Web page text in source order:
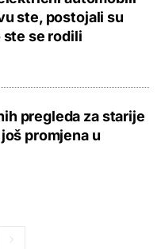
ste, postojali su
ste se rodili
pregleda za starije
promjena u